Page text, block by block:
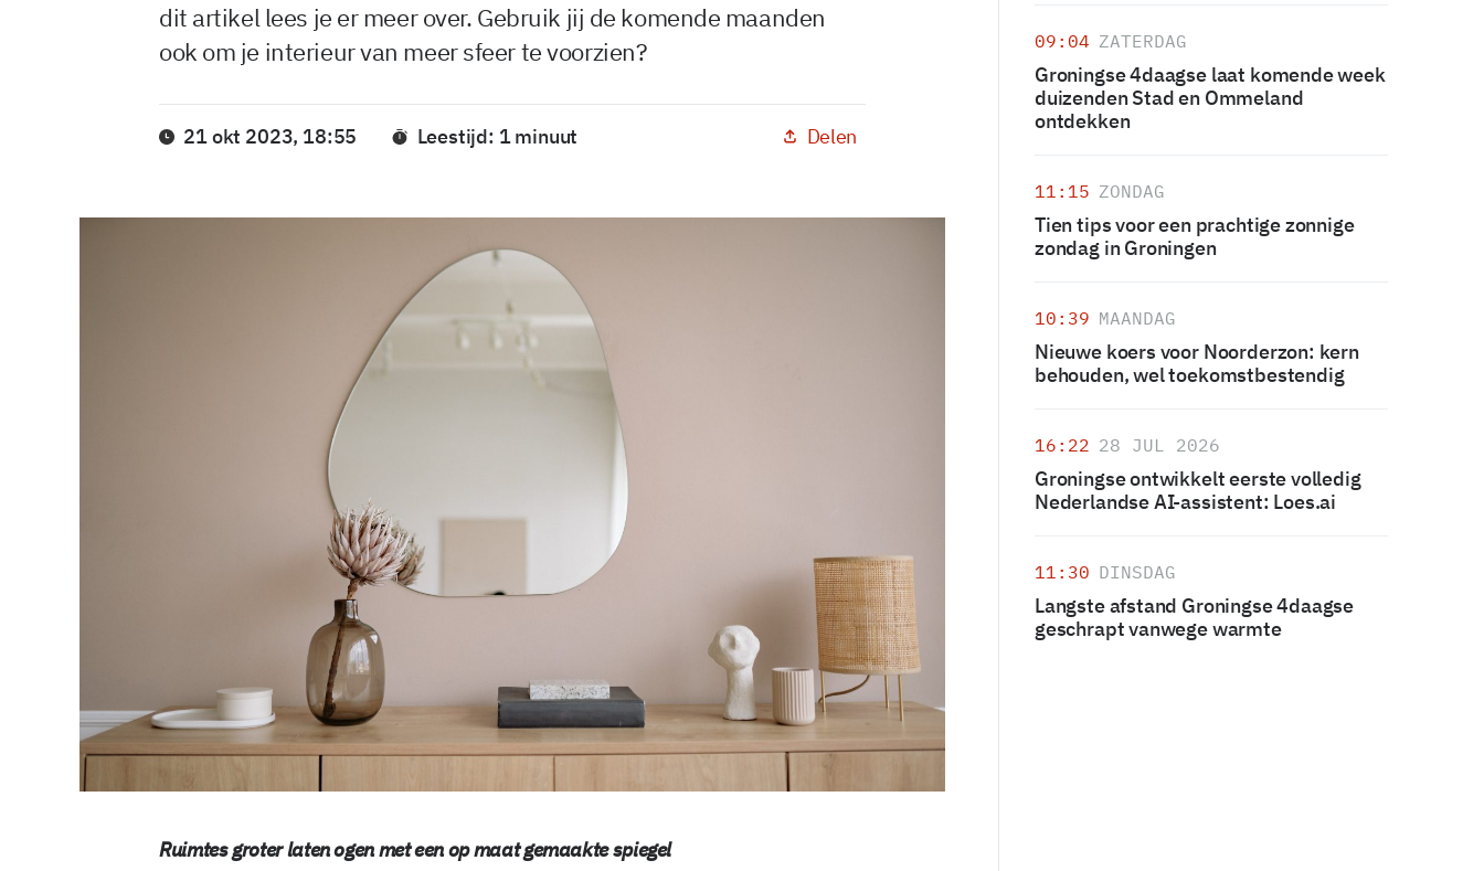
dit artikel lees je er meer over. Gebruik jij de komende maanden
ook om je interieur van meer sfeer te voorzien?
21 okt 2023, 18:55 Leestijd: 1 minuut Delen
Ruimtes groter laten ogen met een op maat gemaakte spiegel
09:04 ZATERDAG
Groningse 4daagse laat komende week
duizenden Stad en Ommeland
ontdekken
11:15 ZONDAG
Tien tips voor een prachtige zonnige
zondag in Groningen
10:39 MAANDAG
Nieuwe koers voor Noorderzon: kern
behouden, wel toekomstbestendig
16:22 28 JUL 2026
Groningse ontwikkelt eerste volledig
Nederlandse AI-assistent: Loes.ai
11:30 DINSDAG
Langste afstand Groningse 4daagse
geschrapt vanwege warmte